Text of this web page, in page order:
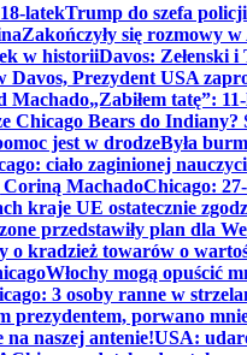
latekTrump do szefa
Zakończyły się rozmowy
w historiiDavos: Zełenski
Davos, Prezydent USA
Machado„Zabiłem tatę”:
Chicago Bears do
jest w drodzeByła
ciało zaginionej
MachadoChicago:
kraje UE ostatecznie
przedstawiły plan dla
o kradzież towarów o
Włochy mogą opuścić
3 osoby ranne w
prezydentem, porwano
na naszej antenie!USA: